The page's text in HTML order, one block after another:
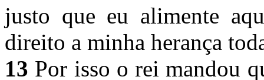
justo que eu alimente
direito a minha herança
13 Por isso o rei mandou